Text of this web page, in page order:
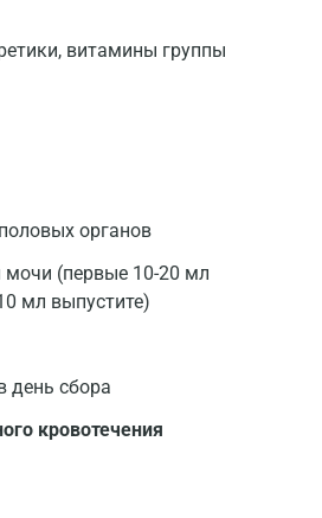
витамины группы
органов
мочи (первые 10-20 мл
мл выпустите)
день сбора
кровотечения